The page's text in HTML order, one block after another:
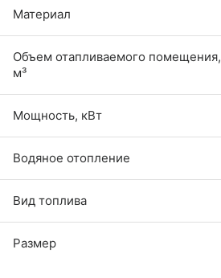
Материал
Объем отапливаемого помещения,
м³
Мощность, кВт
Водяное отопление
Вид топлива
Размер